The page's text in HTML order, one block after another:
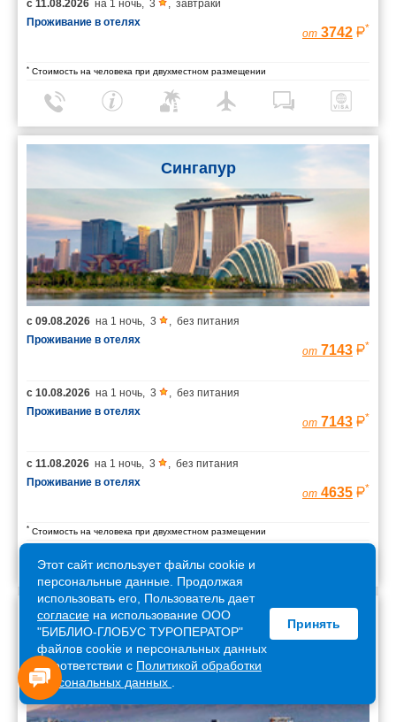
с 11.08.2026 на 1 ночь, 3 , завтраки
Проживание в отелях
от 3742 *
* Стоимость на человека при двухместном размещении
Сингапур
с 09.08.2026 на 1 ночь 3
без питания
Проживание в отелях
от 7143 *
с 10.08.2026 на 1 ночь 3
без питания
Проживание в отелях
от 7143 *
с 11.08.2026 на 1 ночь 3
без питания
Проживание в отелях
от 4635 *
* Стоимость на человека при двухместном размещении
Армения
Этот сайт использует файлы cookie и
персональные данные. Продолжая
использовать его, Пользователь дает
согласие на использование ООО
"БИБЛИО-ГЛОБУС ТУРОПЕРАТОР"
файлов cookie и персональных данных
в соответствии с Политикой обработки
персональных данных
Принять